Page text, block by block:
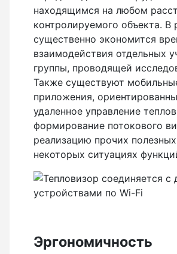
находящимся на любом
контролируемого объекта. В
существенно экономится
взаимодействия отдельных
группы, проводящей
Также существуют
приложения,
удаленное управление
формирование потокового
реализацию прочих
некоторых ситуациях
Эргономичность